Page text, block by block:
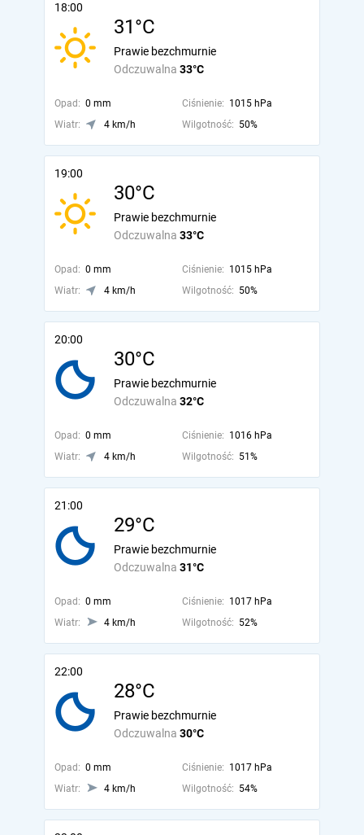
18:00
31°C
Odczuwalna 33°C
Prawie bezchmurnie
Opad: 0 mm Ciśnienie: 1015 hPa
Wiatr:
4 km/h Wilgotność: 50%
19:00
30°C
Odczuwalna 33°C
Prawie bezchmurnie
Opad: 0 mm Ciśnienie: 1015 hPa
Wiatr:
4 km/h Wilgotność: 50%
20:00
30°C
Odczuwalna 32°C
Prawie bezchmurnie
Opad: 0 mm Ciśnienie: 1016 hPa
Wiatr:
4 km/h Wilgotność: 51%
21:00
29°C
Odczuwalna 31°C
Prawie bezchmurnie
Opad: 0 mm Ciśnienie: 1017 hPa
Wiatr:
4 km/h Wilgotność: 52%
22:00
28°C
Odczuwalna 30°C
Prawie bezchmurnie
Opad: 0 mm Ciśnienie: 1017 hPa
Wiatr:
4 km/h Wilgotność: 54%